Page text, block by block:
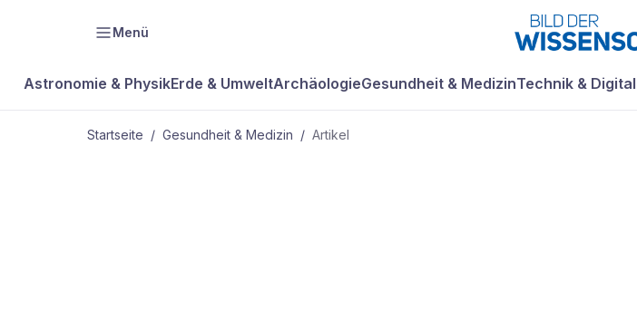
Menü
Astronomie & PhysikErde & UmweltArchäologieGesundheit & MedizinTechnik &
Startseite / Gesundheit & Medizin / Artikel